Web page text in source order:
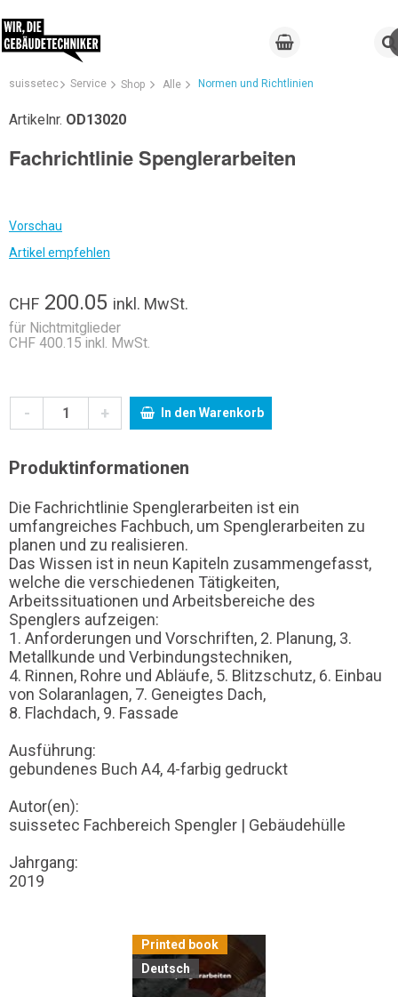
suissetec Service Shop Alle Normen und Richtlinien
Artikelnr. OD13020
Fachrichtlinie Spenglerarbeiten
Vorschau
Artikel empfehlen
CHF 200.05 inkl. MwSt.
für Nichtmitglieder
CHF 400.15 inkl. MwSt.
- + In den Warenkorb
Produktinformationen
Die Fachrichtlinie Spenglerarbeiten ist ein
umfangreiches Fachbuch, um Spenglerarbeiten zu
planen und zu realisieren.
Das Wissen ist in neun Kapiteln zusammengefasst,
welche die verschiedenen Tätigkeiten,
Arbeitssituationen und Arbeitsbereiche des
Spenglers aufzeigen:
1. Anforderungen und Vorschriften, 2. Planung, 3.
Metallkunde und Verbindungstechniken,
4. Rinnen, Rohre und Abläufe, 5. Blitzschutz, 6. Einbau
von Solaranlagen, 7. Geneigtes Dach,
8. Flachdach, 9. Fassade
Ausführung:
gebundenes Buch A4, 4-farbig gedruckt
Autor(en):
suissetec Fachbereich Spengler | Gebäudehülle
Jahrgang:
2019
Printed book
Deutsch